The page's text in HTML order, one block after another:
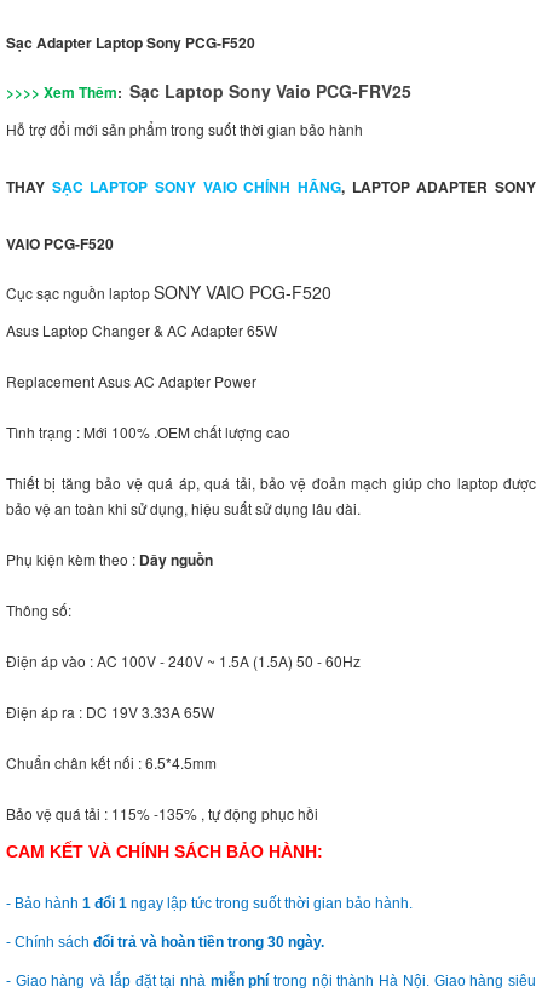
Sạc Adapter Laptop Sony PCG-F520
>>>> Xem Thêm: Sạc Laptop Sony Vaio PCG-FRV25
Hỗ trợ đổi mới sản phẩm trong suốt thời gian bảo hành
THAY SẠC LAPTOP SONY VAIO CHÍNH HÃNG, LAPTOP ADAPTERSONY
VAIO PCG-F520
Cục sạc nguồn laptopSONY VAIO PCG-F520
Asus Laptop Changer & AC Adapter 65W
Replacement Asus AC Adapter Power
Tình trạng : Mới 100% .OEM chất lượng cao
Thiết bị tăng bảo vệ quá áp, quá tải, bảo vệ đoản mạch giúp cho laptop được
bảo vệ an toàn khi sử dụng, hiệu suất sử dụng lâu dài.
Phụ kiện kèm theo : Dây nguồn
Thông số:
Điện áp vào : AC 100V - 240V ~ 1.5A (1.5A) 50 - 60Hz
Điện áp ra : DC 19V 3.33A 65W
Chuẩn chân kết nối : 6.5*4.5mm
Bảo vệ quá tải : 115% -135% , tự động phục hồi
CAM KẾT VÀ CHÍNH SÁCH BẢO HÀNH:
- Bảo hành 1 đổi 1 ngay lập tức trong suốt thời gian bảo hành.
- Chính sách đổi trả và hoàn tiền trong 30 ngày.
- Giao hàng và lắp đặt tại nhà miễn phí trong nội thành Hà Nội. Giao hàng siêu